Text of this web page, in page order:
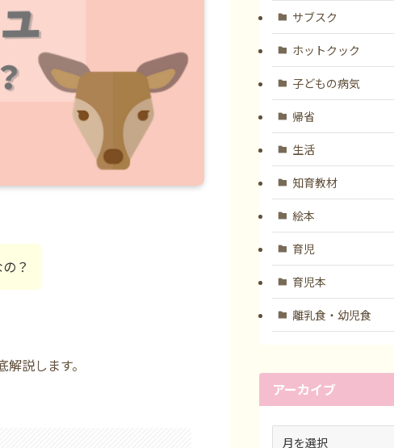
？
説します。
サブスク
ホットクック
子どもの病気
帰省
生活
知育教材
絵本
育児
育児本
離乳食・幼児食
アーカイブ